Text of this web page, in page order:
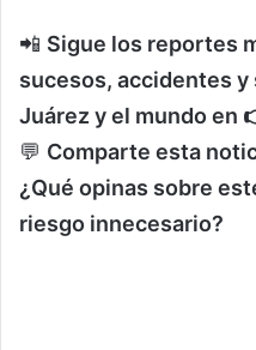
📲 Sigue los reportes
sucesos, accidentes y
Juárez y el mundo en
💬 Comparte esta
¿Qué opinas sobre
riesgo innecesario?